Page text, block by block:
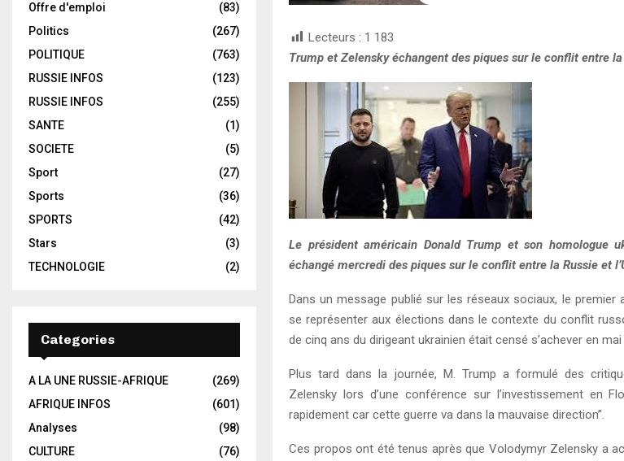
Lecteurs : 1 183
Trump et Zelensky échangent des piques sur le conflit entre la
Le président américain Donald Trump et son homologue
échangé mercredi des piques sur le conflit entre la Russie et
Dans un message publié sur les réseaux sociaux, le
se représenter aux élections dans le contexte du conflit
de cinq ans du dirigeant ukrainien était censé s’achever en mai
Plus tard dans la journée, M. Trump a formulé des
Zelensky lors d’une conférence sur l’investissement en
rapidement car cette guerre va dans la mauvaise direction”.
Ces propos ont été tenus après que Volodymyr Zelensky a
Offre d'emploi
(83)
Politics
(267)
POLITIQUE
(763)
RUSSIE INFOS
(123)
RUSSIE INFOS
(255)
SANTE
(1)
SOCIETE
(5)
Sport
(27)
Sports
(36)
SPORTS
(42)
Stars
(3)
TECHNOLOGIE
(2)
Categories
A LA UNE RUSSIE-AFRIQUE
(269)
AFRIQUE INFOS
(601)
Analyses
(98)
CULTURE
(76)